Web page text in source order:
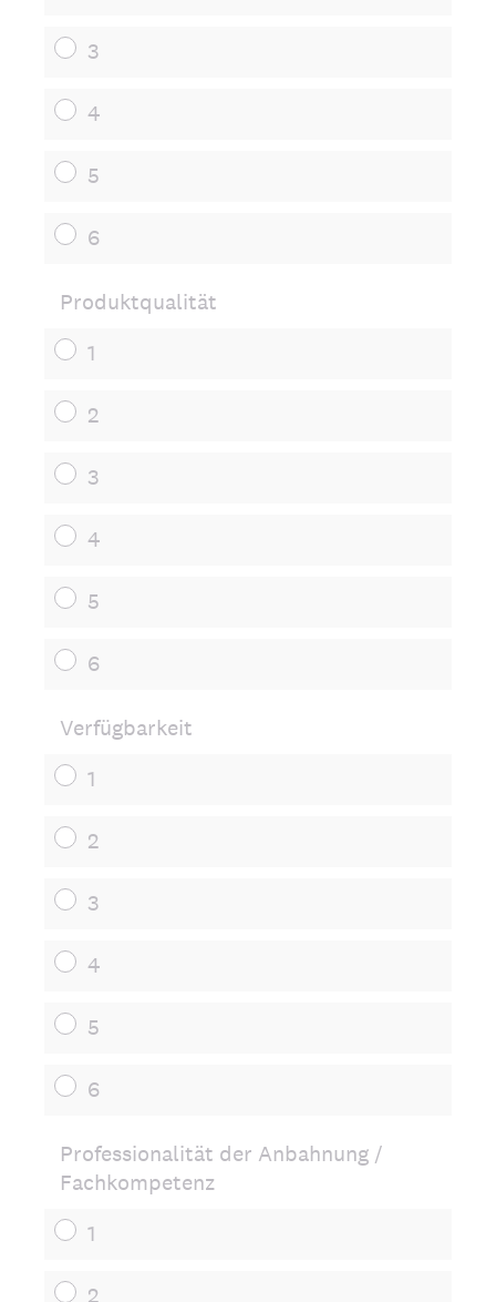
3
4
5
6
Produktqualität
1
2
3
4
5
6
Verfügbarkeit
1
2
3
4
5
6
Professionalität der Anbahnung /
Fachkompetenz
1
2